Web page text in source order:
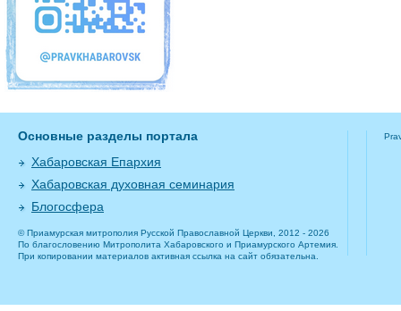
Основные разделы портала
Хабаровская Епархия
Хабаровская духовная семинария
Блогосфера
© Приамурская митрополия Русской Православной Церкви, 2012 - 2026
По благословению Митрополита Хабаровского и Приамурского Артемия.
При копировании материалов активная ссылка на сайт обязательна.